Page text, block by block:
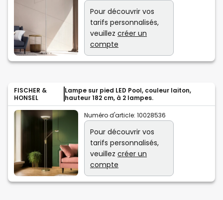
Pour découvrir vos
tarifs personnalisés,
veuillez créer un
compte
FISCHER &
HONSEL
Lampe sur pied LED Pool, couleur laiton,
hauteur 182 cm, à 2 lampes.
Numéro d'article: 10028536
Pour découvrir vos
tarifs personnalisés,
veuillez créer un
compte